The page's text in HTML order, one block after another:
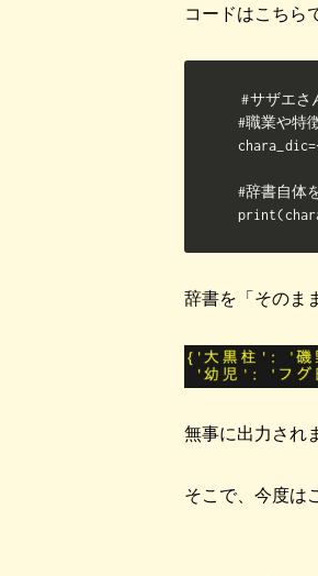
コードはこちら
#サザエさ
#職業や特
#辞書自体
辞書を「そのま
無事に出力され
そこで、今度は